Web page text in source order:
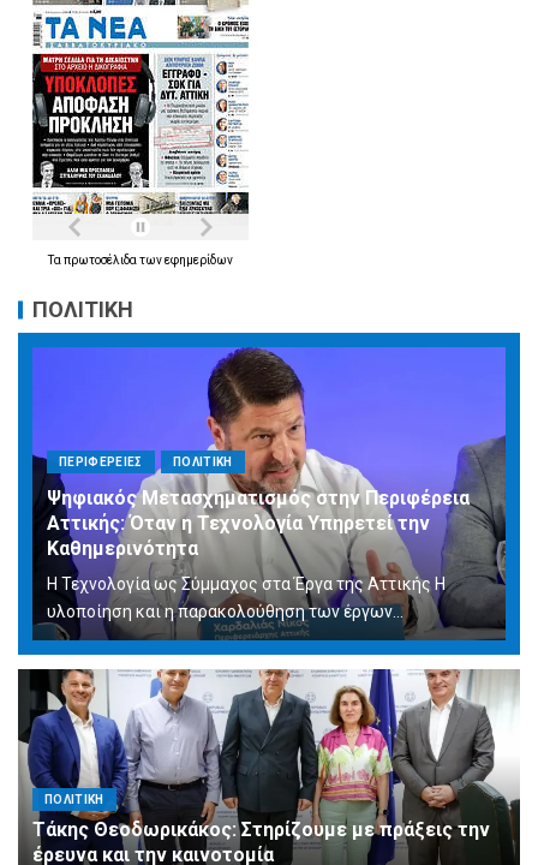
Τα πρωτοσέλιδα τωνεφημερίδων
ΠΟΛΙΤΙΚΗ
ΠΕΡΙΦΕΡΕΙΕΣ ΠΟΛΙΤΙΚΗ
Ψηφιακός Μετασχηματισμός στην Περιφέρεια
Αττικής: Όταν η Τεχνολογία Υπηρετεί την
Καθημερινότητα
Η Τεχνολογία ως Σύμμαχος στα Έργα της Αττικής Η
υλοποίηση και η παρακολούθηση των έργων...
ΠΟΛΙΤΙΚΗ
Τάκης Θεοδωρικάκος: Στηρίζουμε με πράξεις την
έρευνα και την καινοτομία